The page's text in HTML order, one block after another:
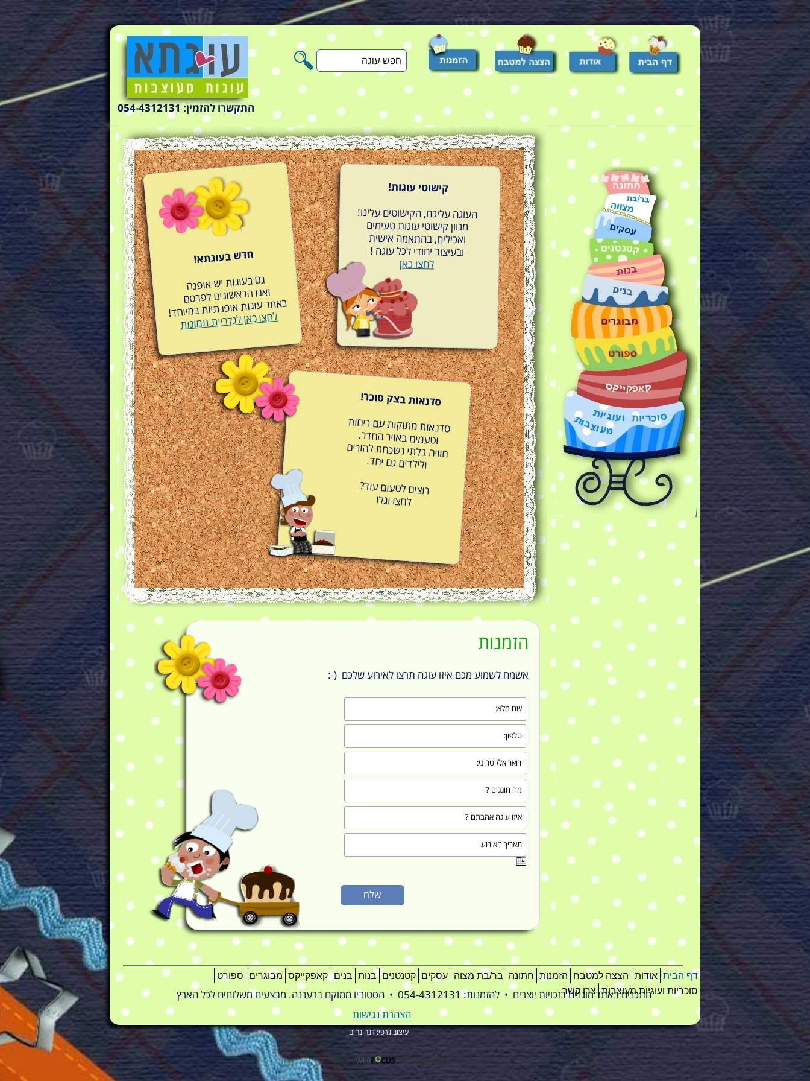
התקשרו להזמין: 054-4312131
חפש
עוגה
חדש בעוגתא!
גם בעוגות יש אופנה
ואנו הראשונים לפרסם
באתר עוגות אופנתיות במיוחד!
לחצו כאן לגלריית תמונות
סדנאות בצק סוכר!
סדנאות מתוקות עם ריחות
וטעמים באויר החדר.
חוויה בלתי נשכחת להורים
ולילדים גם יחד.
רוצים לטעום עוד?
לחצו וגלו
קישוטי עוגות!
העוגה עליכם, הקישוטים עלינו!
מגוון קישוטי עוגות טעימים
ואכילים, בהתאמה אישית
ובעיצוב יחודי לכל עוגה !
לחצו כאן
הזמנות
אשמח לשמוע מכם איזו עוגה תרצו לאירוע שלכם (-:
התכנים באתר מוגנים בזכויות יוצרים • להזמנות: 054-4312131 • הסטודיו ממוקם ברעננה. מבצעים משלוחים לכל הארץ
דף הבית אודות הצצה למטבח הזמנות חתונה בר/בת מצוה עסקים קטנטנים בנות בנים קאפקייקס מבוגרים
ספורט
סוכריות ועוגיות מעוצבות צרו קשר
הצהרת נגישות
עיצוב גרפי: דנה נחום
הקמת אתרים